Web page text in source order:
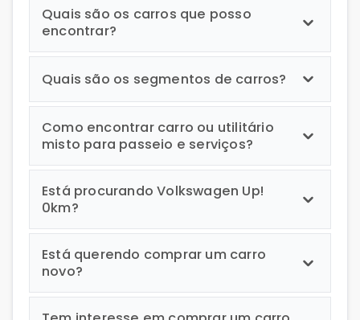
Quais são os carros que posso
encontrar?
Quais são os segmentos de carros?
Como encontrar carro ou utilitário
misto para passeio e serviços?
Está procurando Volkswagen Up!
0km?
Está querendo comprar um carro
novo?